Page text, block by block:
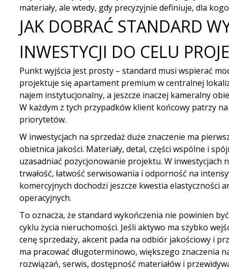
materiały, ale wtedy, gdy precyzyjnie definiuje, dla
JAK DOBRAĆ STANDARD
INWESTYCJI DO CELU
Punkt wyjścia jest prosty – standard musi wspierać
projektuje się apartament premium w centralnej
najem instytucjonalny, a jeszcze inaczej kameralny
W każdym z tych przypadków klient końcowy patrzy
priorytetów.
W inwestycjach na sprzedaż duże znaczenie ma
obietnica jakości. Materiały, detal, części wspólne i
uzasadniać pozycjonowanie projektu. W inwestycjach
trwałość, łatwość serwisowania i odporność na
komercyjnych dochodzi jeszcze kwestia elastyczności
operacyjnych.
To oznacza, że standard wykończenia nie powinien
cyklu życia nieruchomości. Jeśli aktywo ma szybko
cenę sprzedaży, akcent pada na odbiór jakościowy i
ma pracować długoterminowo, większego znaczenia
rozwiązań, serwis, dostępność materiałów i